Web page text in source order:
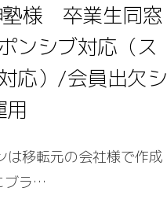
塾様 卒業生同窓
ンシブ対応（ス
応）/会員出欠シ
用
は移転元の会社様で作成
ブラ…